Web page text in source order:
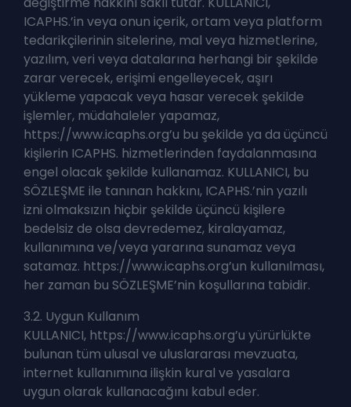
ICAPHS.’in veya onun içerik, ortam veya platform
tedarikçilerinin sitelerine, mal veya hizmetlerine,
yazılım, veri veya datalarına herhangi bir şekilde
zarar verecek, erişimi engelleyecek, aşırı
yükleme yapacak veya hasar verecek şekilde
işlemler, müdahaleler yapamaz,
https://www.icaphs.org’u bu şekilde ya da üçüncü
kişilerin ICAPHS. hizmetlerinden faydalanmasına
engel olacak şekilde kullanamaz. KULLANICI, bu
SÖZLEŞME ile tanınan hakkını, ICAPHS.’nin yazılı
izni olmaksızın hiçbir şekilde üçüncü kişilere
bedelsiz de olsa devredemez, kiralayamaz,
kullanımına ve/veya yararına sunamaz veya
satamaz. https://www.icaphs.org’un kullanılması,
her zaman bu SÖZLEŞME’nin koşullarına tabidir.
3.2. Uygun Kullanım
KULLANICI, https://www.icaphs.org’u yürürlükte
bulunan tüm ulusal ve uluslararası mevzuata,
internet kullanımına ilişkin kural ve yasalara
uygun olarak kullanacağını kabul eder.